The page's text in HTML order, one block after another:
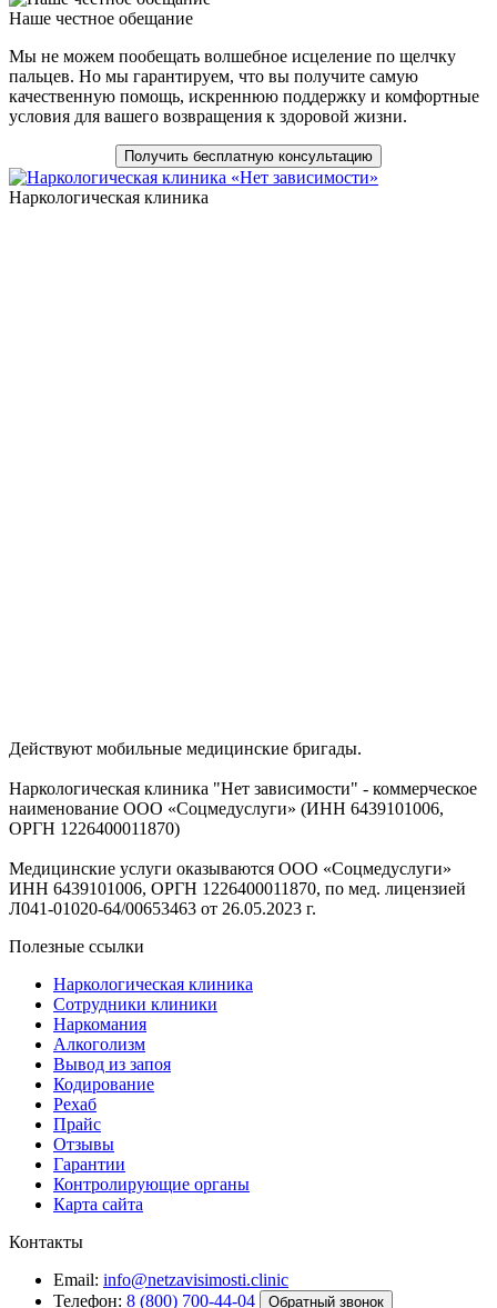
Наше честное обещание
Мы не можем пообещать волшебное исцеление по щелчку
пальцев. Но мы гарантируем, что вы получите самую
качественную помощь, искреннюю поддержку и комфортные
условия для вашего возвращения к здоровой жизни.
Получить бесплатную консультацию
Наркологическая клиника
Действуют мобильные медицинские бригады.
Наркологическая клиника "Нет зависимости" - коммерческое
наименование ООО «Соцмедуслуги» (ИНН 6439101006,
ОРГН 1226400011870)
Медицинские услуги оказываются ООО «Соцмедуслуги»
ИНН 6439101006, ОРГН 1226400011870, по мед. лицензией
Л041-01020-64/00653463 от 26.05.2023 г.
Полезные ссылки
Наркологическая клиника
Сотрудники клиники
Наркомания
Алкоголизм
Вывод из запоя
Кодирование
Рехаб
Прайс
Отзывы
Гарантии
Контролирующие органы
Карта сайта
Контакты
Email: info@netzavisimosti.clinic
Телефон: 8 (800) 700-44-04 Обратный звонок